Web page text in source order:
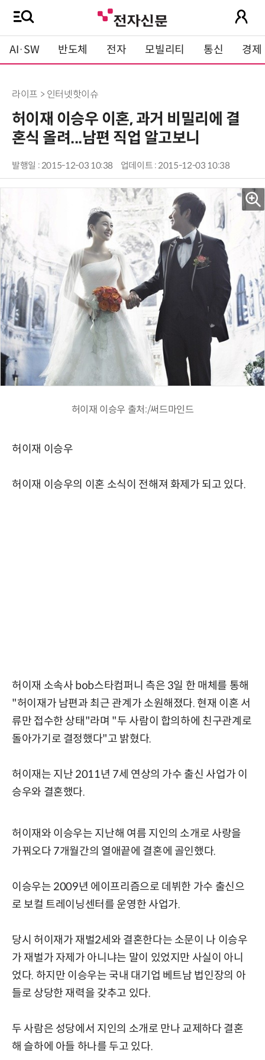
AI·SW 반도체 전자 모빌리티 통신 경제
라이프 > 인터넷핫이슈
허이재 이승우 이혼, 과거 비밀리에 결
혼식 올려...남편 직업 알고보니
발행일 : 2015-12-03 10:38 업데이트 : 2015-12-03 10:38
허이재 이승우 출처:/써드마인드
허이재 이승우
허이재 이승우의 이혼 소식이 전해져 화제가 되고 있다.
허이재 소속사 bob스타컴퍼니 측은 3일 한 매체를 통해
"허이재가 남편과 최근 관계가 소원해졌다. 현재 이혼 서
류만 접수한 상태"라며 "두 사람이 합의하에 친구관계로
돌아가기로 결정했다"고 밝혔다.
허이재는 지난 2011년 7세 연상의 가수 출신 사업가 이
승우와 결혼했다.
허이재와 이승우는 지난해 여름 지인의 소개로 사랑을
가꿔오다 7개월간의 열애끝에 결혼에 골인했다.
이승우는 2009년 에이프리즘으로 데뷔한 가수 출신으
로 보컬 트레이닝센터를 운영한 사업가.
당시 허이재가 재벌2세와 결혼한다는 소문이 나 이승우
가 재벌가 자제가 아니냐는 말이 있었지만 사실이 아니
었다. 하지만 이승우는 국내 대기업 베트남 법인장의 아
들로 상당한 재력을 갖추고 있다.
두 사람은 성당에서 지인의 소개로 만나 교제하다 결혼
해 슬하에 아들 하나를 두고 있다.